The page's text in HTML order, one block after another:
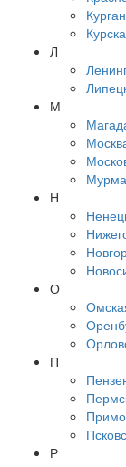
Л
М
Н
О
П
Р